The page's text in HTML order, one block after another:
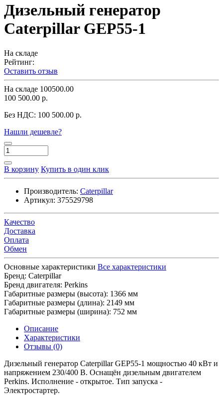
Дизельный генератор
Caterpillar GEP55-1
На складе
Рейтинг:
Оставить отзыв
На складе 100500.00
100 500.00 р.
Без НДС: 100 500.00 р.
Нашли дешевле?
В корзину Купить в один клик
Производитель: Caterpillar
Артикул: 375529798
Качество
Доставка
Оплата
Обмен
Основные характеристики Все характеристики
Бренд: Caterpillar
Бренд двигателя: Perkins
Габаритные размеры (высота): 1366 мм
Габаритные размеры (длина): 2149 мм
Габаритные размеры (ширина): 752 мм
Описание
Характеристики
Отзывы (0)
Дизельный генератор Caterpillar GEP55-1 мощностью 40 кВт и
напряжением 230/400 В. Оснащён дизельным двигателем
Perkins. Исполнение - открытое. Тип запуска -
Электростартер.